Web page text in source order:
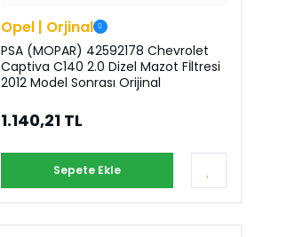
Opel | Orjinal
PSA (MOPAR) 42592178 Chevrolet
Captiva C140 2.0 Dizel Mazot Fİltresi
2012 Model Sonrası Orijinal
1.140,21 TL
Sepete Ekle